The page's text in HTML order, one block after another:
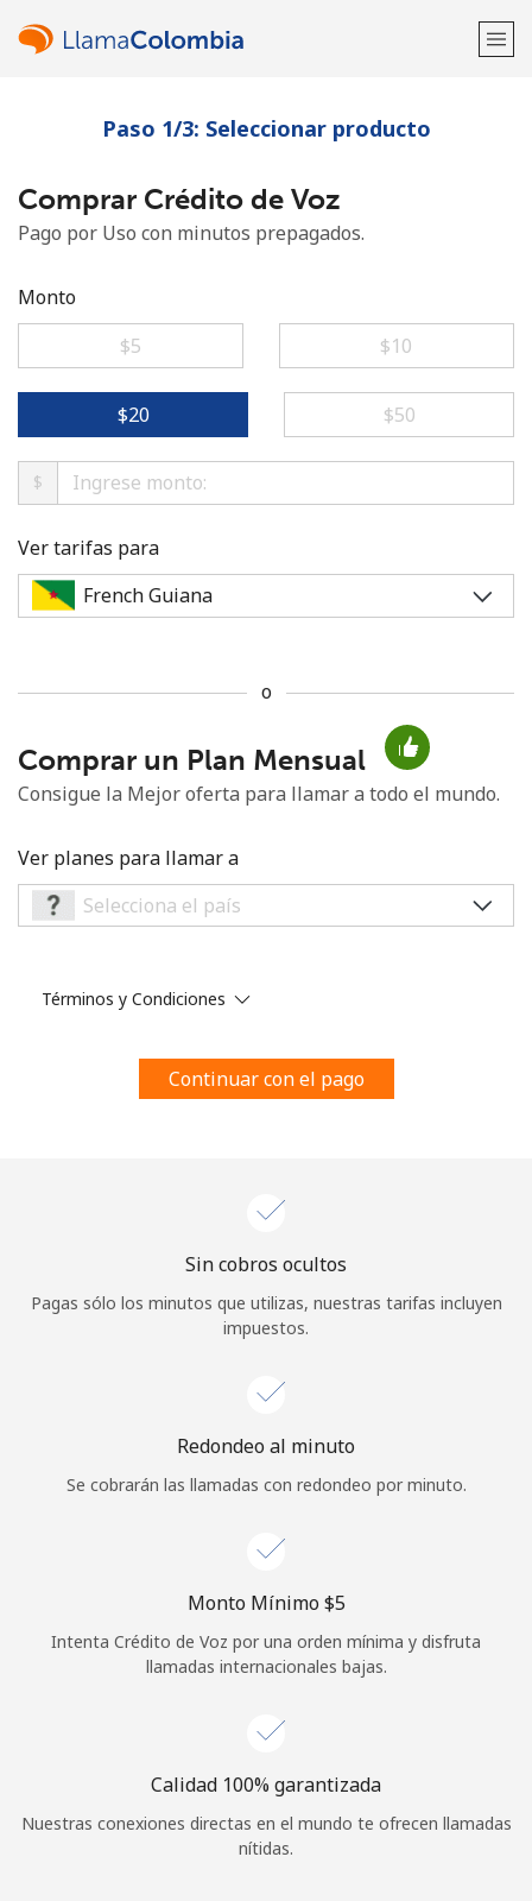
¡Bienvenido!
¿Ya tienes una cuenta?Inicia sesión →
No se ha creado una contraseña
Mínimo 8 caracteres
Una letra mayúscula y una minúscula
Un número
Al abrir una cuenta en este sitio web, estoy de acuerdo con
¡Hola!
REGÍSTRATE →
Paso 1/3: Seleccionar producto
Comprar Crédito de Voz
Pago por Uso con minutos prepagados.
Monto
⁦$5⁩
⁦$10⁩
⁦$20⁩ ⁦$50⁩
$
Ver tarifas para
o
Comprar un Plan Mensual
Consigue la Mejor oferta para llamar a todo el mundo.
Ver planes para llamar a
Términos y Condiciones
Continuar con el pago
Sin cobros ocultos
Pagas sólo los minutos que utilizas, nuestras tarifas incluyen
impuestos.
Redondeo al minuto
Se cobrarán las llamadas con redondeo por minuto.
Monto Mínimo ⁦$5⁩
Intenta Crédito de Voz por una orden mínima y disfruta
llamadas internacionales bajas.
Calidad 100% garantizada
Nuestras conexiones directas en el mundo te ofrecen llamadas
nítidas.